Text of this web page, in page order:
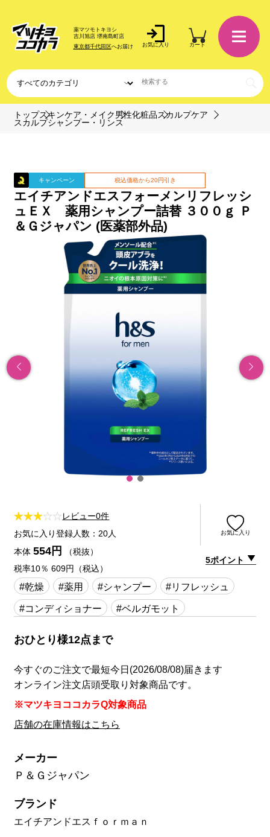
薬マツモトキヨシ
吉川旭店 堺南島町店
東京都千代田区へお届け お気に入り カート
トップスキンケア・メイク 男性化粧品 スカルプケア
スカルプシャンプー・リンス
キャンペーン 税込価格から20円引き
エイチアンドエスフォーメンリフレッシ
ュＥＸ 薬用シャンプー詰替 ３００ｇ Ｐ
＆Ｇジャパン (医薬部外品)
レビュー0件
お気に入り登録人数：20人
お気に入り
本体 554円
（税抜）
税率10％ 609円（税込）
5ポイント
#乾燥 #薬用 #シャンプー
#リフレッシュ
#コンディショナー
#ベルガモット
おひとり様12点まで
今すぐのご注文で最短今日(2026/08/08)届きます
オンライン注文店頭受取り対象商品です。
※マツキヨココカラQ対象商品
店舗の在庫情報はこちら
メーカー
Ｐ＆Ｇジャパン
ブランド
エイチアンドエスｆｏｒｍａｎ